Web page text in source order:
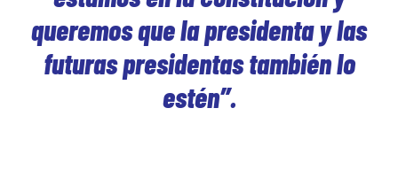
queremos que la presidenta y las
futuras presidentas también lo
estén”.